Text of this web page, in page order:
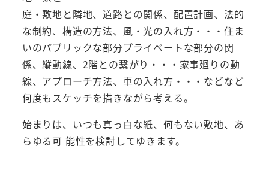
庭・敷地と隣地、道路との関係、配置計画、法的
な制約、構造の方法、風・光の入れ方・・・住ま
いのパブリックな部分プライベートな部分の関
係、縦動線、2階との繋がり・・・家事廻りの動
線、アプローチ方法、車の入れ方・・・などなど
何度もスケッチを描きながら考える。
始まりは、いつも真っ白な紙、何もない敷地、あ
らゆる可 能性を検討してゆきます。